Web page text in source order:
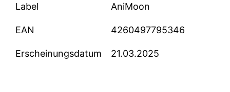
Label AniMoon
EAN 4260497795346
Erscheinungsdatum 21.03.2025